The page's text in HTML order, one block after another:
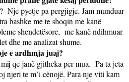
Nje pyetje pa pergjigje. Jam munduar
bashke me te shoqin me kanë
shendetësore, me kanë ndihmuar
dhe me analizat shume.
e ardhmja juaj?
qe janë gjithcka per mua. Pa ta jeta
njeri te m’i cënojë. Para nje viti kam